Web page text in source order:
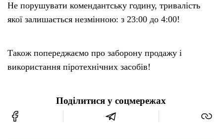
Не порушувати комендантську годину, тривалість
якої залишається незмінною: з 23:00 до 4:00!
Також попереджаємо про заборону продажу і
використання піротехнічних засобів!
Поділитися у соцмережах